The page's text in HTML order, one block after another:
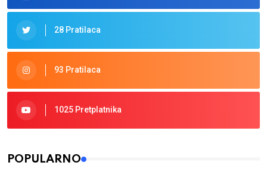
28 Pratilaca
93 Pratilaca
1025 Pretplatnika
POPULARNO